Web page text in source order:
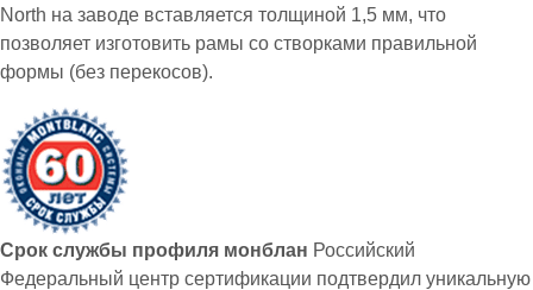
North на заводе вставляется толщиной 1,5 мм, что
позволяет изготовить рамы со створками правильной
формы (без перекосов).
Срок службы профиля монблан Российский
Федеральный центр сертификации подтвердил уникальную